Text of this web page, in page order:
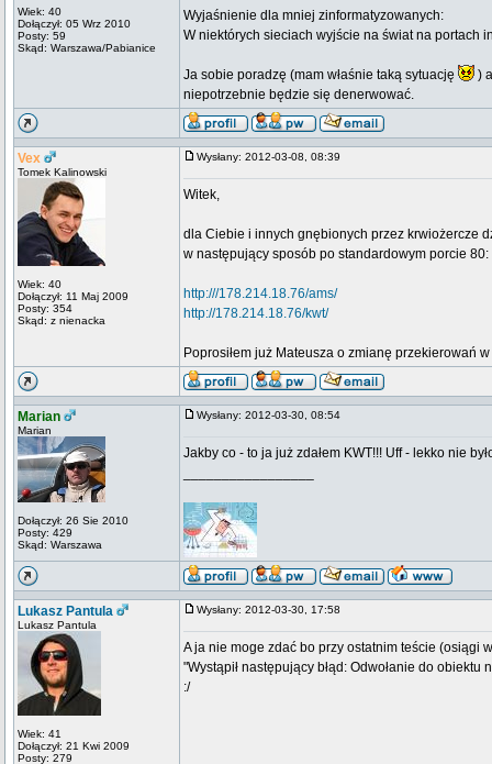
Wiek: 40
Dołączył: 05 Wrz 2010
Posty: 59
Skąd: Warszawa/Pabianice
Wyjaśnienie dla mniej zinformatyzowanych:
W niektórych sieciach wyjście na świat na portach
Ja sobie poradzę (mam właśnie taką sytuację
)
niepotrzebnie będzie się denerwować.
Vex
Tomek Kalinowski
Wiek: 40
Dołączył: 11 Maj 2009
Posty: 354
Skąd: z nienacka
Wysłany: 2012-03-08, 08:39
Witek,
dla Ciebie i innych gnębionych przez krwiożercze
w następujący sposób po standardowym porcie 80:
http:///178.214.18.76/ams/
http://178.214.18.76/kwt/
Poprosiłem już Mateusza o zmianę przekierowań
Marian
Marian
Dołączył: 26 Sie 2010
Posty: 429
Skąd: Warszawa
Wysłany: 2012-03-30, 08:54
Jakby co - to ja już zdałem KWT!!! Uff - lekko nie
Lukasz Pantula
Lukasz Pantula
Wiek: 41
Dołączył: 21 Kwi 2009
Posty: 279
Wysłany: 2012-03-30, 17:58
A ja nie moge zdać bo przy ostatnim teście (osiągi
"Wystąpił następujący błąd: Odwołanie do
:/